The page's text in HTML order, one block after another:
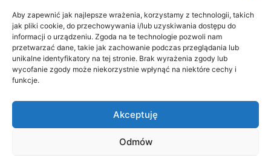
Aby zapewnić jak najlepsze wrażenia, korzystamy z technologii, takich
jak pliki cookie, do przechowywania i/lub uzyskiwania dostępu do
informacji o urządzeniu. Zgoda na te technologie pozwoli nam
przetwarzać dane, takie jak zachowanie podczas przeglądania lub
unikalne identyfikatory na tej stronie. Brak wyrażenia zgody lub
wycofanie zgody może niekorzystnie wpłynąć na niektóre cechy i
funkcje.
Akceptuję
Odmów
Kontakt
Tel: +48 728 484 484
Prawa Autorskie © 2020 - 2026 sprawdzianiki.pl
wszelkie prawa zastrzeżone.